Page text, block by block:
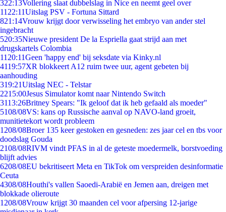
322:13Vollering slaat dubbelslag in Nice en neemt geel over
11 22:11Uitslag PSV - Fortuna Sittard
821:14Vrouw krijgt door verwisseling het embryo van ander stel
ingebracht
520:35Nieuwe president De la Espriella gaat strijd aan met
drugskartels Colombia
11 20:11Geen 'happy end' bij seksdate via Kinky.nl
4119:57XR blokkeert A12 ruim twee uur, agent gebeten bij
aanhouding
319:21Uitslag NEC - Telstar
2215:00Jesus Simulator komt naar Nintendo Switch
3113:26Britney Spears: "Ik geloof dat ik heb gefaald als moeder"
5108/08VS: kans op Russische aanval op NAVO-land groeit,
munitietekort wordt probleem
1208/08Broer 135 keer gestoken en gesneden: zes jaar cel en tbs voor
doodslag Gouda
2108/08RIVM vindt PFAS in al de geteste moedermelk, borstvoeding
blijft advies
6208/08EU bekritiseert Meta en TikTok om verspreiden desinformatie
Ceuta
4308/08Houthi's vallen Saoedi-Arabië en Jemen aan, dreigen met
blokkade olieroute
1208/08Vrouw krijgt 30 maanden cel voor afpersing 12-jarige